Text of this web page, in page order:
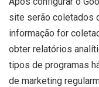
site serão coletados
informação for
obter relatórios
tipos de programas
de marketing